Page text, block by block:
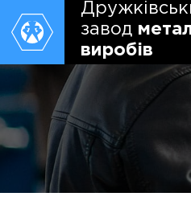
завод
виробів